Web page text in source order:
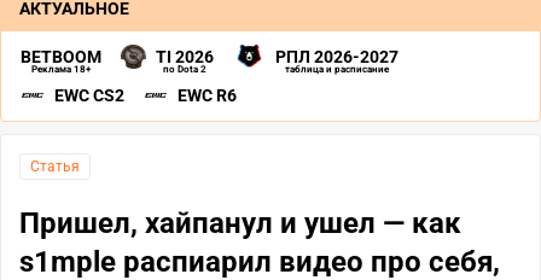
АКТУАЛЬНОЕ
BETBOOM
Реклама 18+
TI 2026
по Dota 2
РПЛ 2026-2027
таблица и расписание
EWC CS2 EWC R6
Статья
Пришел, хайпанул и ушел — как
s1mple распиарил видео про себя,